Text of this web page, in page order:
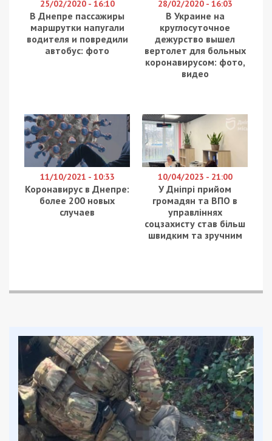
25/02/2020 - 16:10
В Днепре пассажиры
маршрутки напугали
водителя и повредили
автобус: фото
28/02/2020 - 16:03
В Украине на
круглосуточное
дежурство вышел
вертолет для больных
коронавирусом: фото,
видео
11/10/2021 - 10:33
Коронавирус в Днепре:
более 200 новых
случаев
10/04/2023 - 21:00
У Дніпрі прийом
громадян та ВПО в
управліннях
соцзахисту став більш
швидким та зручним